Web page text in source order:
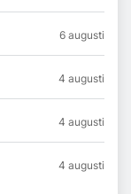
6 augusti
4 augusti
4 augusti
4 augusti